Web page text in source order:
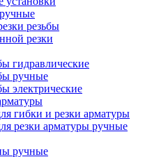
резьбы
резки
гидравлические
ручные
электрические
гибки и резки арматуры
резки арматуры ручные
ручные